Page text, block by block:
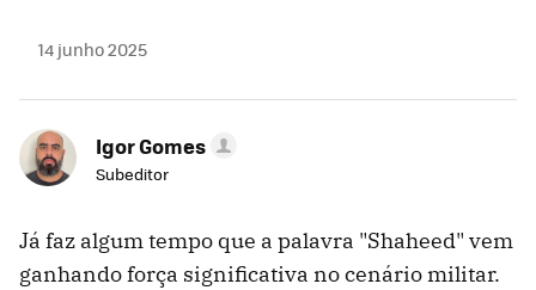
14 junho 2025
Igor Gomes
Subeditor
Já faz algum tempo que a palavra "Shaheed" vem
ganhando força significativa no cenário militar.